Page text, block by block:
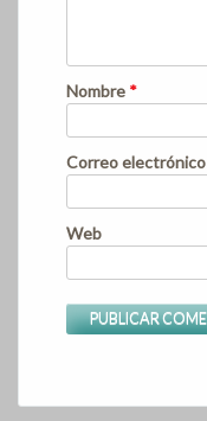
Nombre *
Correo electrónico
Web